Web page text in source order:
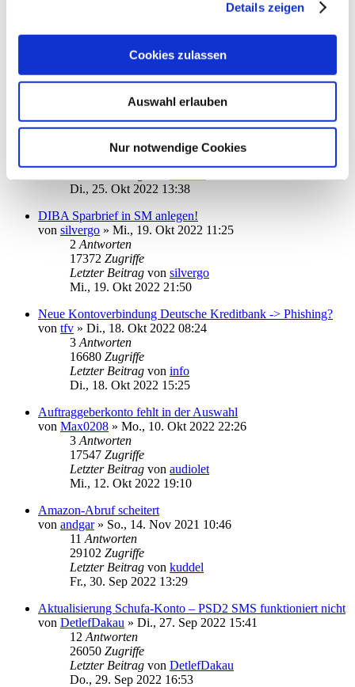
Details zeigen
Cookies zulassen
Auswahl erlauben
Nur notwendige Cookies
vonsmib»Di., 19. Jul 2022 15:43
Antworten
Zugriffe
Letzter Beitragvonvader
Commerzbank Kontoauszüge vom letzten Jahr
vonCamalot12»Sa., 10. Sep 2022 16:49
Antworten
Di., 25. Okt 2022 13:38
DIBA Sparbrief in SM anlegen!
von silvergo » Mi., 19. Okt 2022 11:25
2 Antworten
17372 Zugriffe
Letzter Beitrag von silvergo
Mi., 19. Okt 2022 21:50
Neue Kontoverbindung Deutsche Kreditbank -> Phishing?
von tfv » Di., 18. Okt 2022 08:24
3 Antworten
16680 Zugriffe
Letzter Beitrag von info
Di., 18. Okt 2022 15:25
Auftraggeberkonto fehlt in der Auswahl
von Max0208 » Mo., 10. Okt 2022 22:26
3 Antworten
17547 Zugriffe
Letzter Beitrag von audiolet
Mi., 12. Okt 2022 19:10
Amazon-Abruf scheitert
von andgar» So., 14. Nov 2021 10:46
11 Antworten
29102 Zugriffe
Letzter Beitrag von kuddel
Fr., 30. Sep 2022 13:29
Aktualisierung Schufa-Konto – PSD2 SMS funktioniert nicht
von DetlefDakau » Di., 27. Sep 2022 15:41
12 Antworten
26050 Zugriffe
Letzter Beitrag von DetlefDakau
Do., 29. Sep 2022 16:53